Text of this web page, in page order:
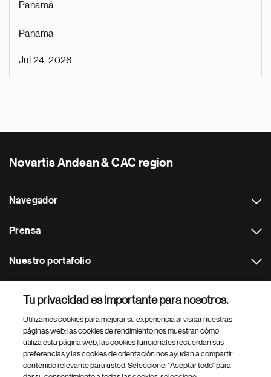
Panamá
Panama
Jul 24, 2026
Novartis Andean & CAC region
Navegador
Prensa
Nuestro portafolio
Footer Site Search
Tu privacidad es importante para nosotros.
Utilizamos cookies para mejorar su experiencia al visitar nuestras
páginas web: las cookies de rendimiento nos muestran cómo
utiliza esta página web, las cookies funcionales recuerdan sus
preferencias y las cookies de orientación nos ayudan a compartir
contenido relevante para usted. Seleccione: "Aceptar todo" para